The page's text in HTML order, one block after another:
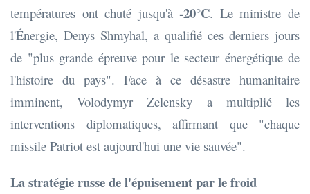
températures ont chuté jusqu'à-20°C. Le ministre de
l'Énergie, Denys Shmyhal, a qualifié ces derniers jours
de "plus grande épreuve pour le secteur énergétique de
l'histoire du pays". Face à ce désastre humanitaire
imminent, Volodymyr Zelensky a multiplié les
interventions diplomatiques, affirmant que "chaque
missile Patriot est aujourd'hui une vie sauvée".
La stratégie russe de l'épuisement par le froid